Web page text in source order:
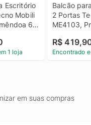
Escritório
Mobili
60
1 loja
Balcão
2 Portas
ME4103,
R$
Encontrado
em suas compras